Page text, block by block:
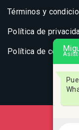
Términos y
Política de
Política de cookies